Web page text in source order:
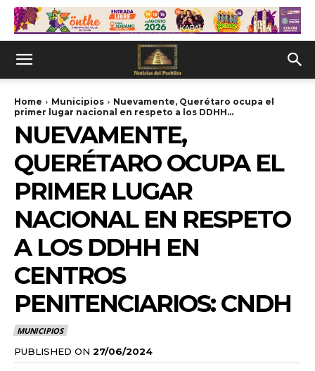
Home Municipios
Nuevamente, Querétaro ocupa el
primer lugar nacional en respeto a los DDHH...
NUEVAMENTE,
QUERÉTARO OCUPA EL
PRIMER LUGAR
NACIONAL EN RESPETO
A LOS DDHH EN
CENTROS
PENITENCIARIOS: CNDH
MUNICIPIOS
PUBLISHED ON 27/06/2024